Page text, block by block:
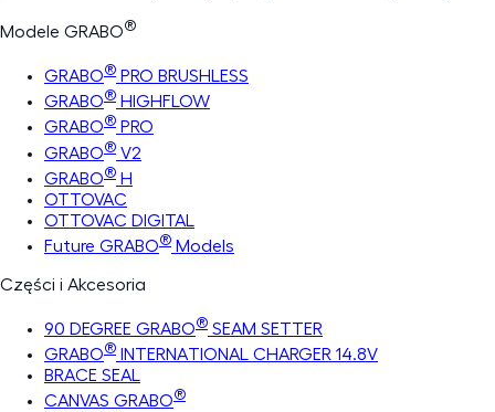
Modele GRABO®
GRABO® PRO BRUSHLESS
GRABO® HIGHFLOW
GRABO® PRO
GRABO® V2
GRABO® H
OTTOVAC
OTTOVAC DIGITAL
Future GRABO® Models
Części i Akcesoria
90 DEGREE GRABO® SEAM SETTER
GRABO® INTERNATIONAL CHARGER 14.8V
BRACE SEAL
CANVAS GRABO®